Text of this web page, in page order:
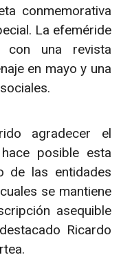
conmemorativa
La efeméride
con una revista
en mayo y una
agradecer el
posible esta
de las entidades
se mantiene
asequible
Ricardo